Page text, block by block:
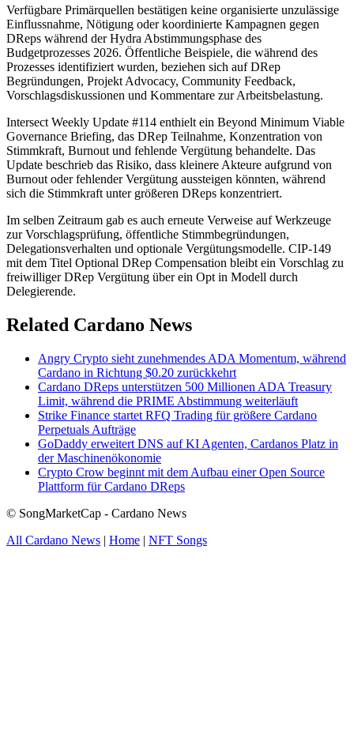
Verfügbare Primärquellen bestätigen keine organisierte unzulässige
Einflussnahme, Nötigung oder koordinierte Kampagnen gegen
DReps während der Hydra Abstimmungsphase des
Budgetprozesses 2026. Öffentliche Beispiele, die während des
Prozesses identifiziert wurden, beziehen sich auf DRep
Begründungen, Projekt Advocacy, Community Feedback,
Vorschlagsdiskussionen und Kommentare zur Arbeitsbelastung.
Intersect Weekly Update #114 enthielt ein Beyond Minimum Viable
Governance Briefing, das DRep Teilnahme, Konzentration von
Stimmkraft, Burnout und fehlende Vergütung behandelte. Das
Update beschrieb das Risiko, dass kleinere Akteure aufgrund von
Burnout oder fehlender Vergütung aussteigen könnten, während
sich die Stimmkraft unter größeren DReps konzentriert.
Im selben Zeitraum gab es auch erneute Verweise auf Werkzeuge
zur Vorschlagsprüfung, öffentliche Stimmbegründungen,
Delegationsverhalten und optionale Vergütungsmodelle. CIP-149
mit dem Titel Optional DRep Compensation bleibt ein Vorschlag zu
freiwilliger DRep Vergütung über ein Opt in Modell durch
Delegierende.
Related Cardano News
Angry Crypto sieht zunehmendes ADA Momentum, während
Cardano in Richtung $0.20 zurückkehrt
Cardano DReps unterstützen 500 Millionen ADA Treasury
Limit, während die PRIME Abstimmung weiterläuft
Strike Finance startet RFQ Trading für größere Cardano
Perpetuals Aufträge
GoDaddy erweitert DNS auf KI Agenten, Cardanos Platz in
der Maschinenökonomie
Crypto Crow beginnt mit dem Aufbau einer Open Source
Plattform für Cardano DReps
© SongMarketCap - Cardano News
All Cardano News | Home | NFT Songs